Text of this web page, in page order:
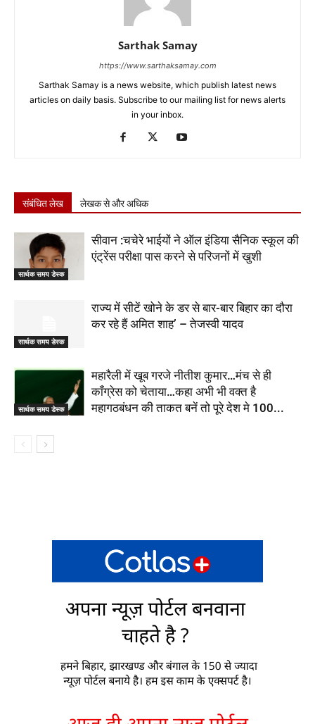
Sarthak Samay
https://www.sarthaksamay.com
Sarthak Samay is a news website, which publish latest news
articles on daily basis. Subscribe to our mailing list for news alerts
in your inbox.
संबंधित लेख लेखक से और अधिक
सार्थक समय डेस्क
सीवान :चचेरे भाईयों ने ऑल इंडिया सैनिक स्कूल की
एंट्रेंस परीक्षा पास करने से परिजनों में खुशी
सार्थक समय डेस्क
राज्य में सीटें खोने के डर से बार-बार बिहार का दौरा
कर रहे हैं अमित शाह’ – तेजस्वी यादव
सार्थक समय डेस्क
महारैली में खूब गरजे नीतीश कुमार…मंच से ही
कॉंग्रेस को चेताया…कहा अभी भी वक्त है
महागठबंधन की ताकत बनें तो पूरे देश मे 100...